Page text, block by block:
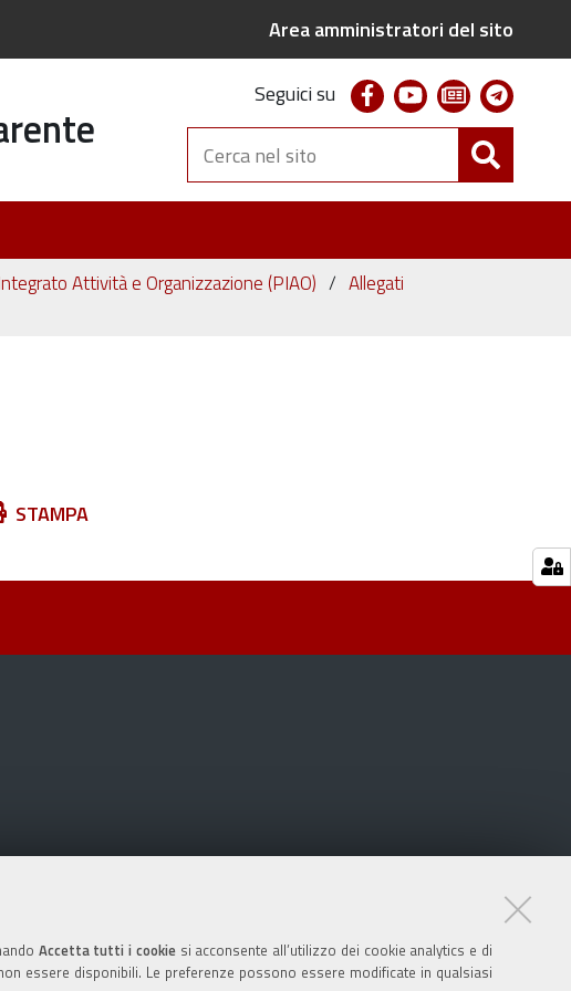
Accetta tutti i cookiesi acconsente all’utilizzo dei cookie analytics e di
essere disponibili. Le preferenze possono essere modificate in qualsiasi
Area amministratori del sito
Seguici su facebookyoutubenewsletter
Cerca
nel
sito
Attività e Organizzazione (PIAO)
Allegati
STAMPA